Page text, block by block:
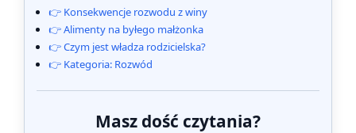
👉 Konsekwencje rozwodu z winy
👉 Alimenty na byłego małżonka
👉 Czym jest władza rodzicielska?
👉 Kategoria: Rozwód
Masz dość czytania?